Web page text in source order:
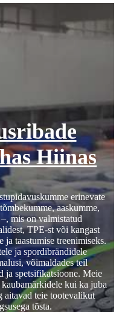
Hiinas
erinevate
aaskumme,
mis on valmistatud
TPE-st või kangast
taastumise treenimiseks.
ja spordibrändidele
võimaldades teil
ja spetsifikatsioone. Meie
kui ka juba
aitavad teie tootevalikut
tõsta.